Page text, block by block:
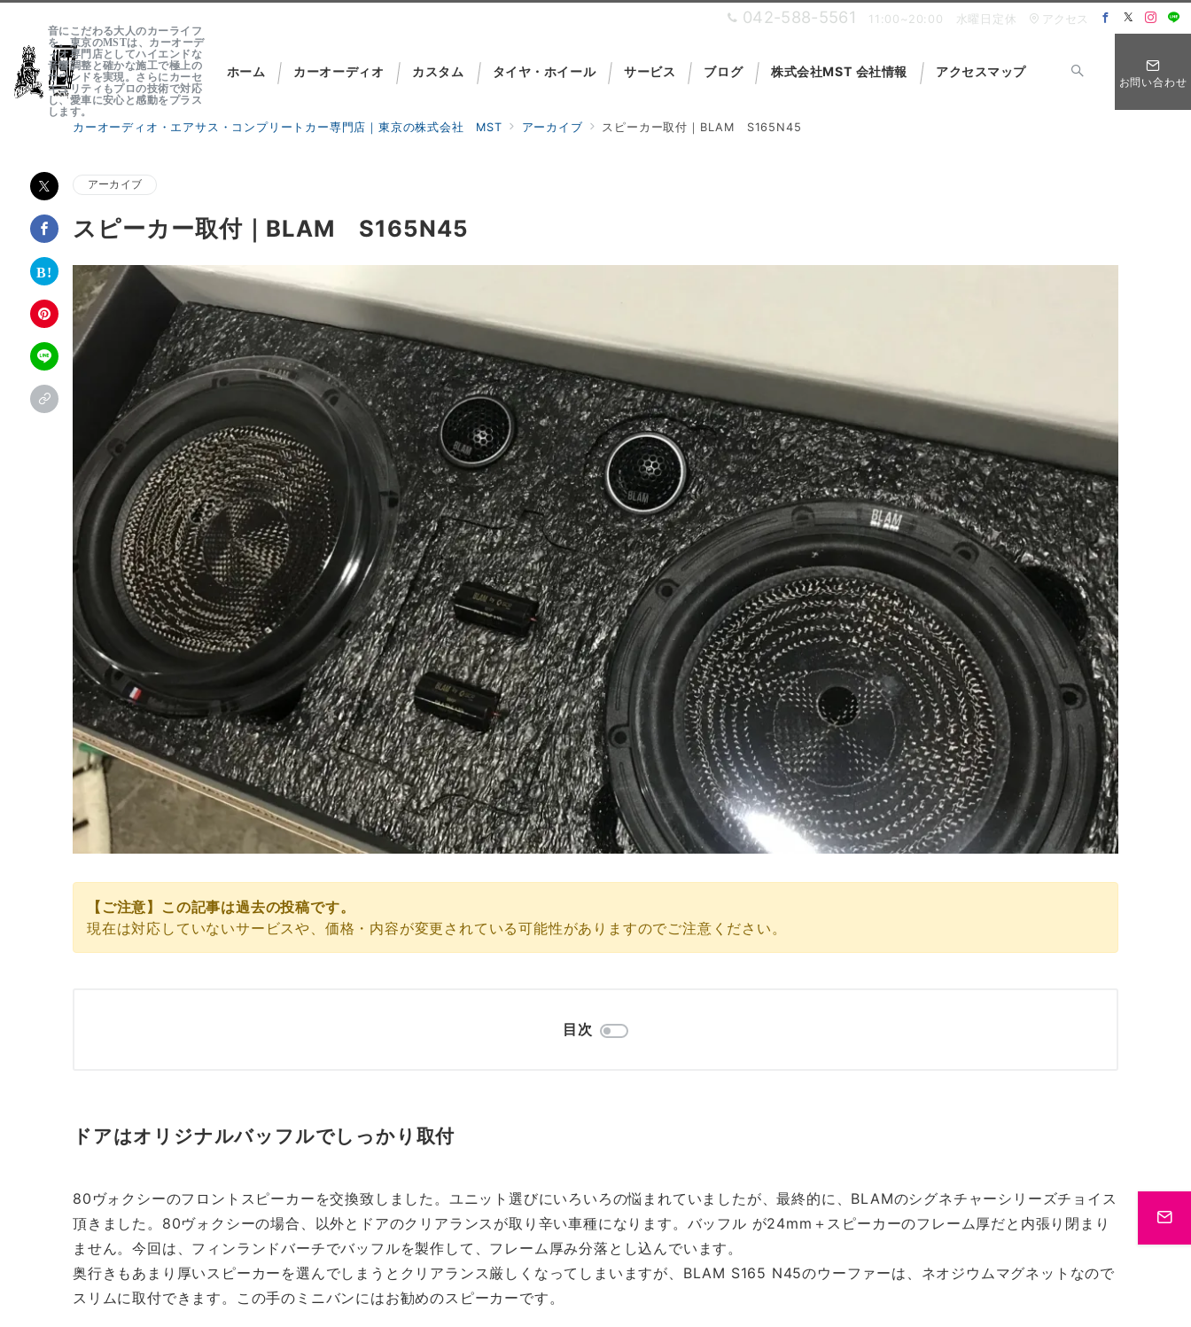
042-588-5561 11:00~20:00 水曜日定休 アクセス
音にこだわる大人のカーライフ
を。東京のMSTは、カーオーデ
ィオ専門店としてハイエンドな
音響調整と確かな施工で極上の
サウンドを実現。さらにカーセ
キュリティもプロの技術で対応
し、愛車に安心と感動をプラス
します。
ホーム カーオーディオ カスタム タイヤ・ホイール サービス ブログ 株式会社MST 会社情報 アクセスマップ
お問い合わせ
カーオーディオ・エアサス・コンプリートカー専門店｜東京の株式会社 MST アーカイブ スピーカー取付｜BLAM S165N45
アーカイブ
スピーカー取付｜BLAM S165N45
【ご注意】この記事は過去の投稿です。
現在は対応していないサービスや、価格・内容が変更されている可能性がありますのでご注意ください。
目次
ドアはオリジナルバッフルでしっかり取付
80ヴォクシーのフロントスピーカーを交換致しました。ユニット選びにいろいろの悩まれていましたが、最終的に、BLAMのシグネチャーシリーズチョイス
頂きました。80ヴォクシーの場合、以外とドアのクリアランスが取り辛い車種になります。バッフル が24mm＋スピーカーのフレーム厚だと内張り閉まり
ません。今回は、フィンランドバーチでバッフルを製作して、フレーム厚み分落とし込んでいます。
奥行きもあまり厚いスピーカーを選んでしまうとクリアランス厳しくなってしまいますが、BLAM S165 N45のウーファーは、ネオジウムマグネットなので
スリムに取付できます。この手のミニバンにはお勧めのスピーカーです。
各セクション毎に専門ブランドを立ち上げプロショップを運営しており
MST Customs
カスタマイズプロショップ
エアサス、ホイールをはじめ様々なカスタマイズを行う
プロショップブランド
Car Security Pro Shop
カーセキュリティ
MSTでは、大切な愛車を盗難イタズラから守るカーセキ
ュリティに力を入れております。
オンライン見積り
その場で概算金額がわかります。
ご来店頂かなくても、オンライン見積りが可能です。